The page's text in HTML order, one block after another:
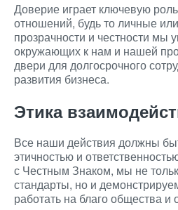
Доверие играет ключевую
отношений, будь то личные
прозрачности и честности мы
окружающих к нам и нашей
двери для долгосрочного
развития бизнеса.
Этика
Все наши действия должны
этичностью и
с Честным Знаком, мы не
стандарты, но и
работать на благо общества